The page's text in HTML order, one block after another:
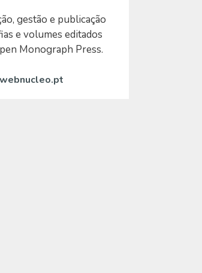
gestão e publicação
e volumes editados
Monograph Press.
webnucleo.pt